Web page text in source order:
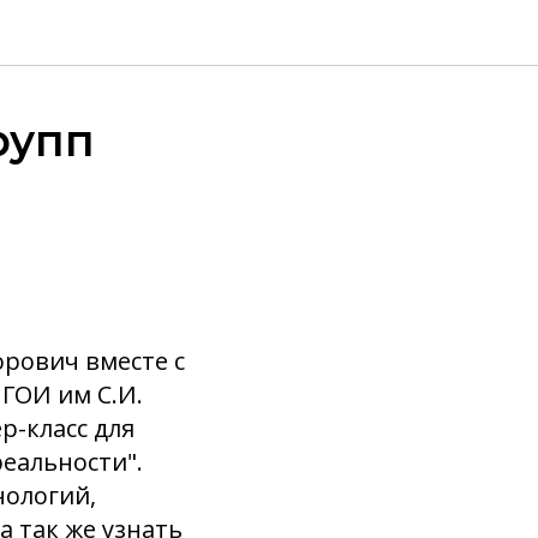
вместе с
ГОИ им С.И.
класс для
так же узнать